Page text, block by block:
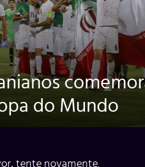
do Mundo
tente novamente.